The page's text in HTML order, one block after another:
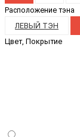
Расположение тэна
ЛЕВЫЙ ТЭН
Цвет, Покрытие